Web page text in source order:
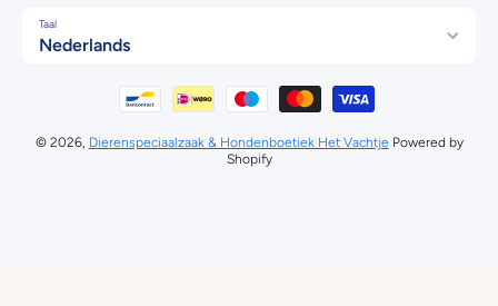
Taal
Nederlands
Betaalmethodes
© 2026, Dierenspeciaalzaak & Hondenboetiek Het Vachtje Powered by
Shopify